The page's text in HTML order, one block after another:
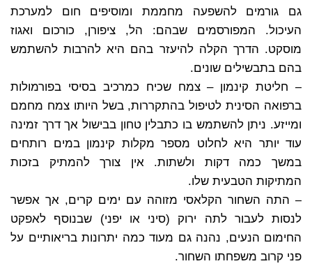
גם גורמים להשפעה מחממת ומוסיפים חום למערכת
העיכול. המפורסמים שבהם: הל, ציפורן, כורכום ואגוז
מוסקט. הדרך הקלה להיעזר בהם היא להרבות להשתמש
בהם בתבשילים שונים.
– חליטת קינמון – צמח שכיח כמרכיב בסיסי בפורמולות
ברפואה הסינית לטיפול בהתקררות, בשל היותו צמח מחמם
ומייזע. ניתן להשתמש בו כתבלין טחון בבישול אך דרך זמינה
עוד יותר היא לחלוט מספר מקלות קינמון במים רותחים
במשך כמה דקות ולשתות. אין צורך להמתיק בזכות
המתיקות הטבעית שלו.
– התה השחור הקלאסי מזוהה עם ימים קרים, אך אפשר
לנסות לעבור לתה ירוק (סיני או יפני) שבנוסף לאפקט
החימום הנעים, נהנה גם מעוד כמה יתרונות בריאותיים על
פני קרוב משפחתו השחור.